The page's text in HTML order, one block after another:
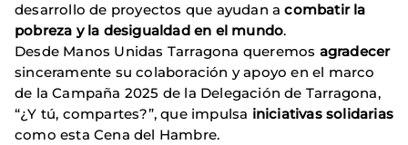
desarrollo de proyectos que ayudan acombatir la
pobreza y la desigualdad en el mundo.
Desde Manos Unidas Tarragona queremos agradecer
sinceramente su colaboración y apoyo en el marco
de la Campaña 2025 de la Delegación de Tarragona,
“¿Y tú, compartes?”, que impulsa iniciativas solidarias
como esta Cena del Hambre.